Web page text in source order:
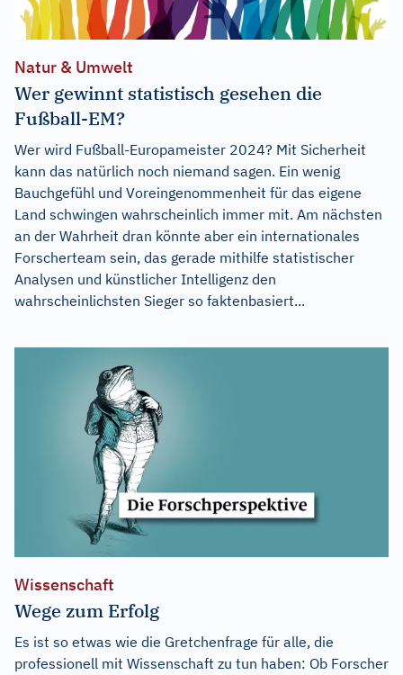
Natur & Umwelt
Wer gewinnt statistisch gesehen die
Fußball-EM?
Wer wird Fußball-Europameister 2024? Mit Sicherheit
kann das natürlich noch niemand sagen. Ein wenig
Bauchgefühl und Voreingenommenheit für das eigene
Land schwingen wahrscheinlich immer mit. Am nächsten
an der Wahrheit dran könnte aber ein internationales
Forscherteam sein, das gerade mithilfe statistischer
Analysen und künstlicher Intelligenz den
wahrscheinlichsten Sieger so faktenbasiert...
Wissenschaft
Wege zum Erfolg
Es ist so etwas wie die Gretchenfrage für alle, die
professionell mit Wissenschaft zu tun haben: Ob Forscher